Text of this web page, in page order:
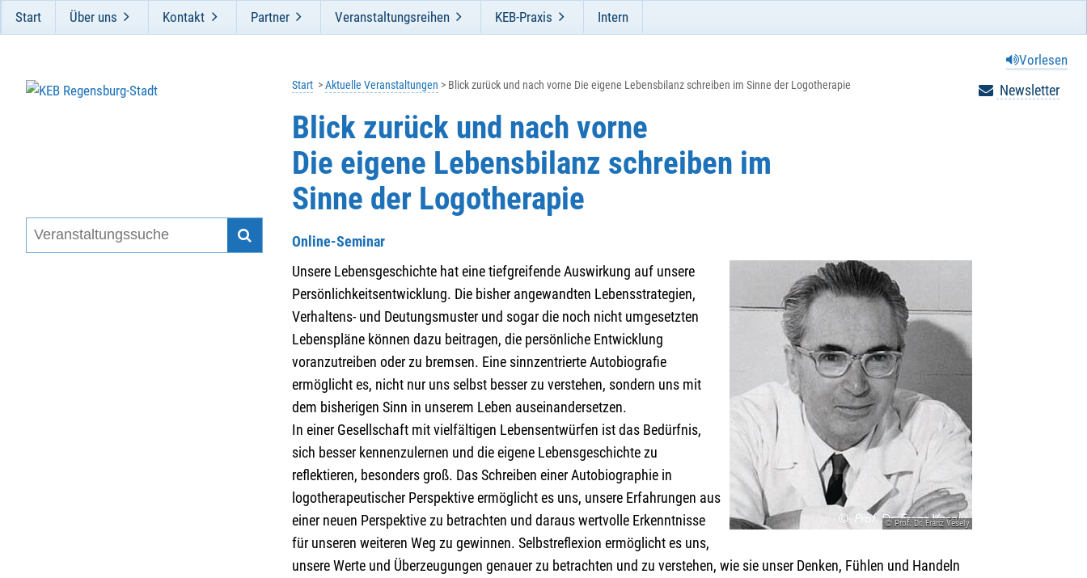
Start Über uns Kontakt Partner Veranstaltungsreihen KEB-Praxis Intern
Vorlesen
Newsletter
Start Aktuelle Veranstaltungen Blick zurück und nach vorne Die eigene Lebensbilanz schreiben im Sinne der Logotherapie
Blick zurück und nach vorne
Die eigene Lebensbilanz schreiben im
Sinne der Logotherapie
Online-Seminar
© Prof. Dr. Franz Vesely
Unsere Lebensgeschichte hat eine tiefgreifende Auswirkung auf unsere
Persönlichkeitsentwicklung. Die bisher angewandten Lebensstrategien,
Verhaltens- und Deutungsmuster und sogar die noch nicht umgesetzten
Lebenspläne können dazu beitragen, die persönliche Entwicklung
voranzutreiben oder zu bremsen. Eine sinnzentrierte Autobiografie
ermöglicht es, nicht nur uns selbst besser zu verstehen, sondern uns mit
dem bisherigen Sinn in unserem Leben auseinandersetzen.
In einer Gesellschaft mit vielfältigen Lebensentwürfen ist das Bedürfnis,
sich besser kennenzulernen und die eigene Lebensgeschichte zu
reflektieren, besonders groß. Das Schreiben einer Autobiographie in
logotherapeutischer Perspektive ermöglicht es uns, unsere Erfahrungen aus
einer neuen Perspektive zu betrachten und daraus wertvolle Erkenntnisse
für unseren weiteren Weg zu gewinnen. Selbstreflexion ermöglicht es uns,
unsere Werte und Überzeugungen genauer zu betrachten und zu verstehen, wie sie unser Denken, Fühlen und Handeln